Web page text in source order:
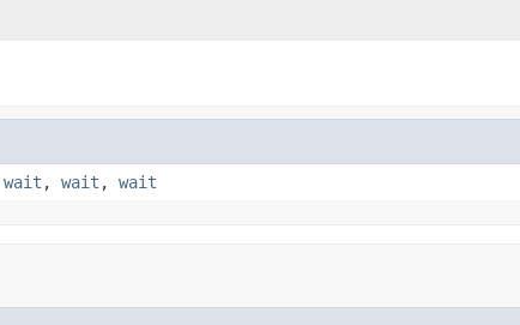
wait , wait , wait